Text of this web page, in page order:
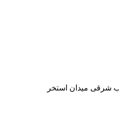
شرقی میدان استخر